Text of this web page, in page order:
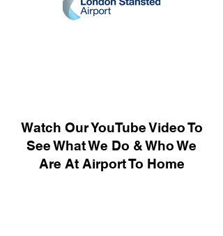
Watch Our YouTube Video To
See What We Do & Who We
Are At Airport To Home